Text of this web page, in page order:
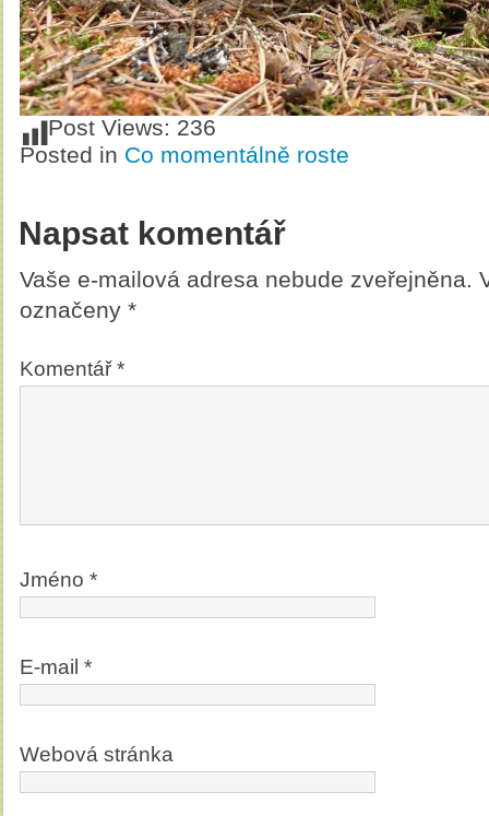
Post Views: 236
Posted in Co momentálně roste
Napsat komentář
Vaše e-mailová adresa nebude zveřejněna.
označeny *
Komentář*
Jméno *
E-mail *
Webová stránka